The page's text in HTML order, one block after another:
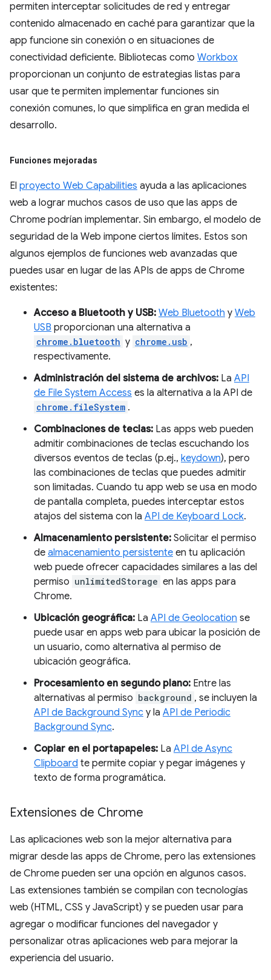
permiten interceptar solicitudes de red y entregar
contenido almacenado en caché para garantizar que la
app funcione sin conexión o en situaciones de
conectividad deficiente. Bibliotecas como Workbox
proporcionan un conjunto de estrategias listas para
usar que te permiten implementar funciones sin
conexión comunes, lo que simplifica en gran medida el
desarrollo.
Funciones mejoradas
El proyecto Web Capabilities ayuda a las aplicaciones
web a lograr muchos casos de uso que las apps de
Chrome podrían implementar. Sin embargo, el modelo de
seguridad de la Web impone ciertos límites. Estos son
algunos ejemplos de funciones web avanzadas que
puedes usar en lugar de las APIs de apps de Chrome
existentes:
Acceso a Bluetooth y USB: Web Bluetooth y Web
USB proporcionan una alternativa a
chrome.bluetooth y chrome.usb ,
respectivamente.
Administración del sistema de archivos: La API
de File System Access es la alternativa a la API de
chrome.fileSystem .
Combinaciones de teclas: Las apps web pueden
admitir combinaciones de teclas escuchando los
diversos eventos de teclas (p.ej., keydown), pero
las combinaciones de teclas que puedes admitir
son limitadas. Cuando tu app web se usa en modo
de pantalla completa, puedes interceptar estos
atajos del sistema con la API de Keyboard Lock.
Almacenamiento persistente: Solicitar el permiso
de almacenamiento persistente en tu aplicación
web puede ofrecer capacidades similares a las del
permiso unlimitedStorage en las apps para
Chrome.
Ubicación geográfica: La API de Geolocation se
puede usar en apps web para ubicar la posición de
un usuario, como alternativa al permiso de
ubicación geográfica.
Procesamiento en segundo plano: Entre las
alternativas al permiso background , se incluyen la
API de Background Sync y la API de Periodic
Background Sync.
Copiar en el portapapeles: La API de Async
Clipboard te permite copiar y pegar imágenes y
texto de forma programática.
Extensiones de Chrome
Las aplicaciones web son la mejor alternativa para
migrar desde las apps de Chrome, pero las extensiones
de Chrome pueden ser una opción en algunos casos.
Las extensiones también se compilan con tecnologías
web (HTML, CSS y JavaScript) y se pueden usar para
agregar o modificar funciones del navegador y
personalizar otras aplicaciones web para mejorar la
experiencia del usuario.